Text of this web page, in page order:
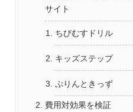
サイト
ちびむすドリル
キッズステップ
ぷりんときっず
費用対効果を検証